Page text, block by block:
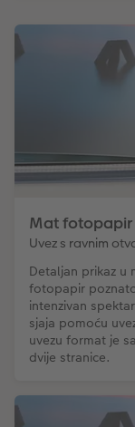
Mat fotopapir
Uvez s ravnim
Detaljan prikaz u
fotopapir
intenzivan
sjaja pomoću
uvezu format je
dvije stranice.